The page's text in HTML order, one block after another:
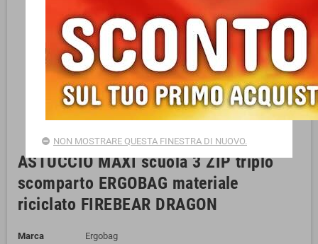
ASTUCCIO MAXI scuola 3 ZIP triplo
scomparto ERGOBAG materiale
riciclato FIREBEAR DRAGON
Marca
Ergobag
NON MOSTRARE QUESTA FINESTRA DI NUOVO.